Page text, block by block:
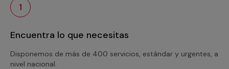
1
Encuentra lo que necesitas
Disponemos de más de 400 servicios, estándar y urgentes, a
nivel nacional.